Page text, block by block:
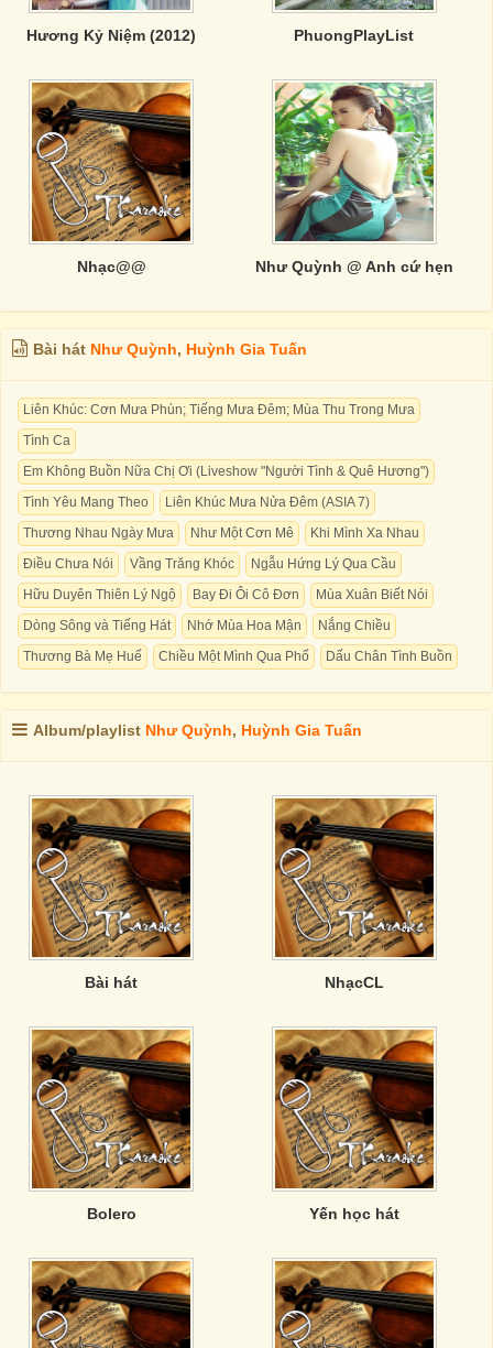
Hương Kỷ Niệm (2012) PhuongPlayList
Nhạc@@ Như Quỳnh @ Anh cứ hẹn
Bài hát Như Quỳnh, Huỳnh Gia Tuấn
Liên Khúc: Cơn Mưa Phùn; Tiếng Mưa Đêm; Mùa Thu Trong Mưa
Tình Ca
Em Không Buồn Nữa Chị Ơi (Liveshow "Người Tình & Quê Hương")
Tình Yêu Mang Theo
Liên Khúc Mưa Nửa Đêm (ASIA 7)
Thương Nhau Ngày Mưa
Như Một Cơn Mê
Khi Mình Xa Nhau
Điều Chưa Nói
Vầng Trăng Khóc
Ngẫu Hứng Lý Qua Cầu
Hữu Duyên Thiên Lý Ngộ
Bay Đi Ôi Cô Ðơn
Mùa Xuân Biết Nói
Dòng Sông và Tiếng Hát
Nhớ Mùa Hoa Mận
Nắng Chiều
Thương Bà Mẹ Huế
Chiều Một Mình Qua Phố Dấu Chân Tình Buồn
Album/playlist Như Quỳnh, Huỳnh Gia Tuấn
Bài hát NhạcCL
Bolero Yến học hát